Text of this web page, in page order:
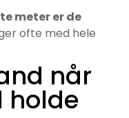
meter er de
ofte med hele
når
holde